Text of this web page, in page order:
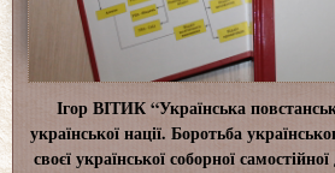
Ігор ВІТИК “Українська
української нації. Боротьба
своєї української соборної